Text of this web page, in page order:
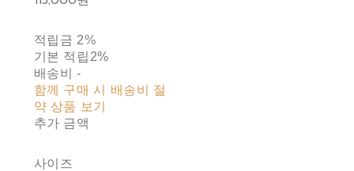
적립금 2%
기본 적립 2%
배송비-
함께 구매 시 배송비 절
약 상품 보기
추가 금액
사이즈